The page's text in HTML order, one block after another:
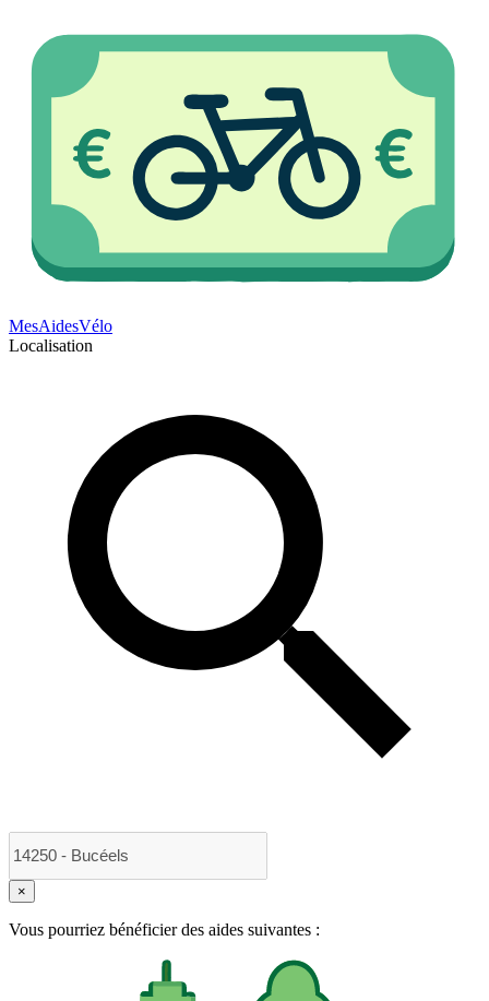
MesAidesVélo
Localisation
×
Vous pourriez bénéficier des aides suivantes :